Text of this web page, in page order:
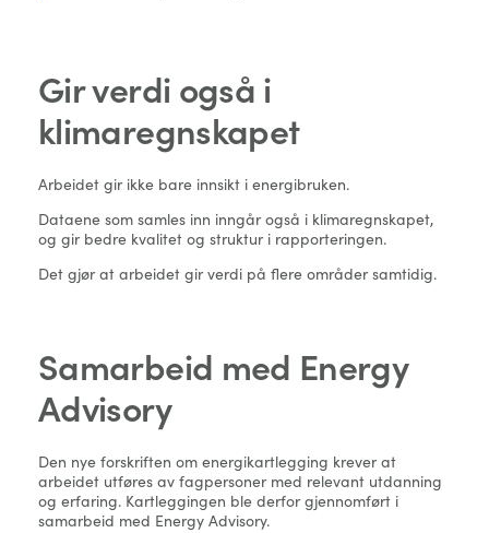
Gir verdi også i
klimaregnskapet
Arbeidet gir ikke bare innsikt i energibruken.
Dataene som samles inn inngår også i klimaregnskapet,
og gir bedre kvalitet og struktur i rapporteringen.
Det gjør at arbeidet gir verdi på flere områder samtidig.
Samarbeid med Energy
Advisory
Den nye forskriften om energikartlegging krever at
arbeidet utføres av fagpersoner med relevant utdanning
og erfaring. Kartleggingen ble derfor gjennomført i
samarbeid med Energy Advisory.